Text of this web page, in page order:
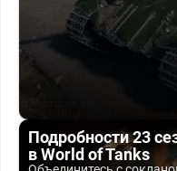
Подробности 23
в World of Tanks